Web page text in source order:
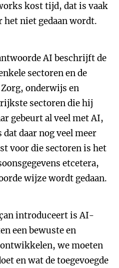
kost tijd, dat is vaak
het niet gedaan wordt.
AI beschrijft de
sectoren en de
onderwijs en
sectoren die hij
gebeurt al veel met AI,
daar nog veel meer
voor die sectoren is het
etcetera,
wijze wordt gedaan.
introduceert is AI-
een bewuste en
we moeten
en wat de toegevoegde